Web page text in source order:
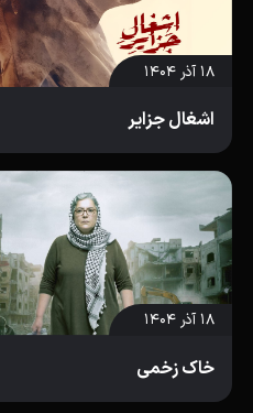
۱۸ آذر ۱۴۰۴
اشغال جزایر
۱۸ آذر ۱۴۰۴
خاک زخمی